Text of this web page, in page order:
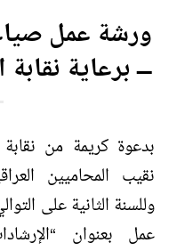
ورشة عمل
– برعاية نقابة
بدعوة كريمة من نقابة
نقيب المحاميين
وللسنة الثانية على
عمل بعنوان